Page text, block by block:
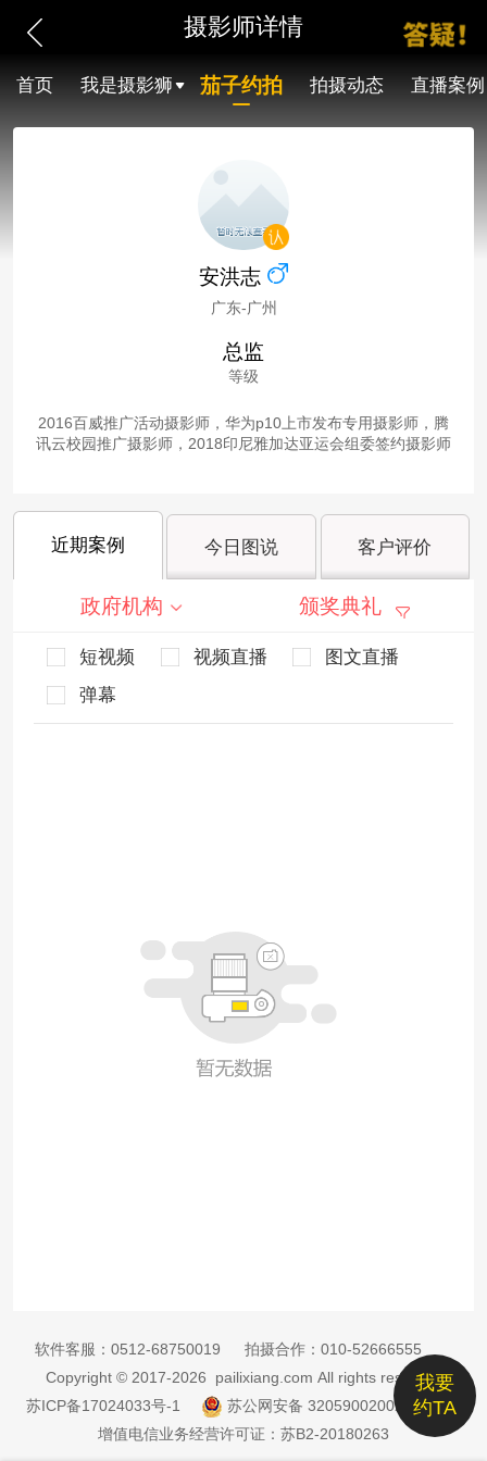
摄影师详情
首页 我是摄影狮 茄子约拍 拍摄动态 直播案例
安洪志
广东-广州
总监
等级
2016百威推广活动摄影师，华为p10上市发布专用摄影师，腾
讯云校园推广摄影师，2018印尼雅加达亚运会组委签约摄影师
近期案例 今日图说 客户评价
政府机构 颁奖典礼
短视频 视频直播
图文直播
弹幕
我要
约TA
软件客服： 0512-68750019 拍摄合作： 010-52666555
Copyright © 2017-2026 pailixiang.com All rights reserved
苏ICP备17024033号-1
苏公网安备 32059002002885号
增值电信业务经营许可证：苏B2-20180263